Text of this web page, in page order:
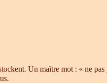
Un maître mot : « ne pas